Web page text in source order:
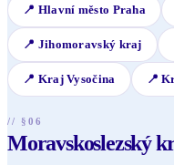
📍 Hlavní město Praha
📍 Jihomoravský kraj
📍 Kraj Vysočina 📍
// §06
Moravskoslezský